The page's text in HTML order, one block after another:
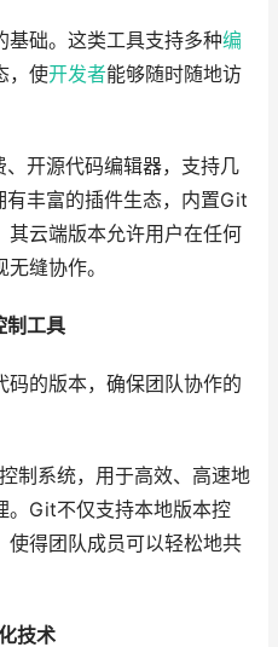
基础。这类工具支持多种编
，使开发者能够随时随地访
开源代码编辑器，支持几
丰富的插件生态，内置Git
其云端版本允许用户在任何
缝协作。
制工具
码的版本，确保团队协作的
制系统，用于高效、高速地
。Git不仅支持本地版本控
使得团队成员可以轻松地共
技术